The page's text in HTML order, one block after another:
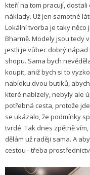
kteří na tom pracují,
náklady. Už jen samotné
Lokální tvorba je taky něco
Bharmě. Modely jsou tedy
jestli je vůbec dobrý
shopu. Sama bych
koupit, aniž bych si to
nabídku dvou butiků,
které nabízely, nebyly ale
potřebná cesta, protože
se ukázalo, že podmínky
tvrdé. Tak dnes zpětně
dělám už raději sama. A
cestou - třeba